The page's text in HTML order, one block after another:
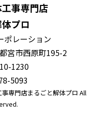
事専門店
プロ
ポレーション
宮市西原町195-2
1230
5093
専門店まるごと解体プロ All